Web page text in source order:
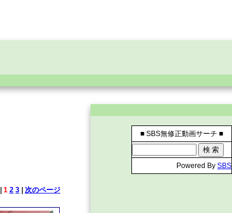
1 2 3| 次のページ
■ SBS無修正動画サーチ ■
Powered BySBS